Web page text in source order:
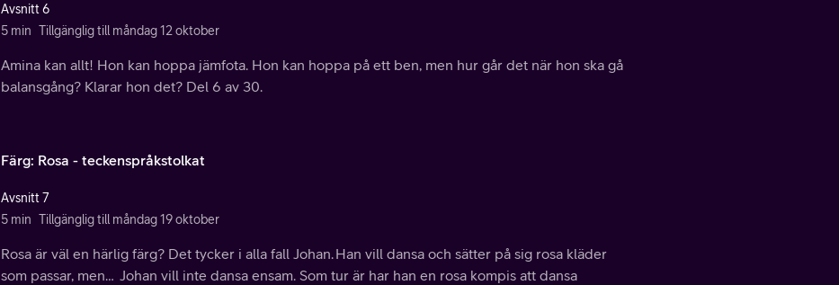
Avsnitt 6
5 min Tillgänglig till måndag 12 oktober
Amina kan allt! Hon kan hoppa jämfota. Hon kan hoppa på ett ben, men hur går det när hon ska gå
balansgång? Klarar hon det? Del 6 av 30.
Färg: Rosa - teckenspråkstolkat
Avsnitt 7
5 min Tillgänglig till måndag 19 oktober
Rosa är väl en härlig färg? Det tycker i alla fall Johan. Han vill dansa och sätter på sig rosa kläder
som passar, men… Johan vill inte dansa ensam. Som tur är har han en rosa kompis att dansa